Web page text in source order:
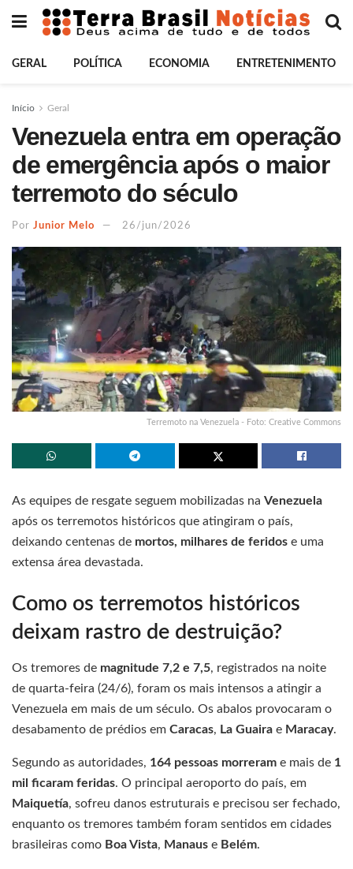
GERAL POLÍTICA ECONOMIA ENTRETENIMENTO
Início Geral
Venezuela entra em operação
de emergência após o maior
terremoto do século
Por Junior Melo 26/jun/2026
Terremoto na Venezuela - Foto: Creative Commons
As equipes de resgate seguem mobilizadas na Venezuela
após os terremotos históricos que atingiram o país,
deixando centenas de mortos, milhares de feridos e uma
extensa área devastada.
Como os terremotos históricos
deixam rastro de destruição?
Os tremores de magnitude 7,2 e 7,5, registrados na noite
de quarta-feira (24/6), foram os mais intensos a atingir a
Venezuela em mais de um século. Os abalos provocaram o
desabamento de prédios em Caracas, La Guaira e Maracay.
Segundo as autoridades, 164 pessoas morreram e mais de 1
mil ficaram feridas. O principal aeroporto do país, em
Maiquetía, sofreu danos estruturais e precisou ser fechado,
enquanto os tremores também foram sentidos em cidades
brasileiras como Boa Vista, Manaus e Belém.